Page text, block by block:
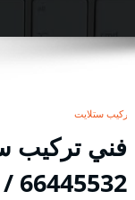
تركيب ستلايت
فني تركيب